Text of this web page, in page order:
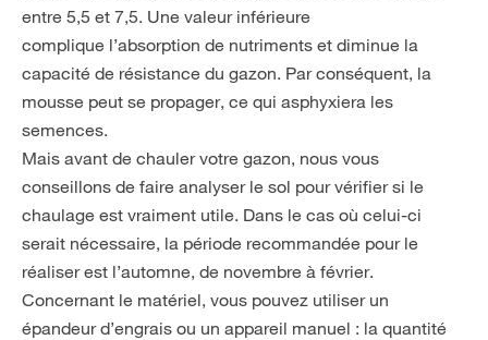
entre 5,5 et 7,5. Une valeur inférieure
complique l’absorption de nutriments et diminue la
capacité de résistance du gazon. Par conséquent, la
mousse peut se propager, ce qui asphyxiera les
semences.
Mais avant de chauler votre gazon, nous vous
conseillons de faire analyser le sol pour vérifier si le
chaulage est vraiment utile. Dans le cas où celui-ci
serait nécessaire, la période recommandée pour le
réaliser est l’automne, de novembre à février.
Concernant le matériel, vous pouvez utiliser un
épandeur d’engrais ou un appareil manuel : la quantité